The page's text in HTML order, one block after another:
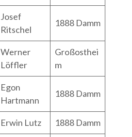
Josef
Ritschel
1888 Damm
Werner
Löffler
Großosthei
m
Egon
Hartmann
1888 Damm
Erwin Lutz 1888 Damm